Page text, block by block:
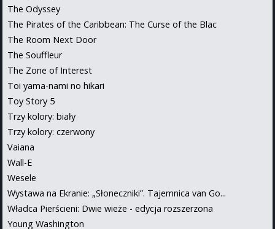
The Odyssey
The Pirates of the Caribbean: The Curse of the Blac
The Room Next Door
The Souffleur
The Zone of Interest
Toi yama-nami no hikari
Toy Story 5
Trzy kolory: biały
Trzy kolory: czerwony
Vaiana
Wall-E
Wesele
Wystawa na Ekranie: „Słoneczniki”. Tajemnica van Go...
Władca Pierścieni: Dwie wieże - edycja rozszerzona
Young Washington